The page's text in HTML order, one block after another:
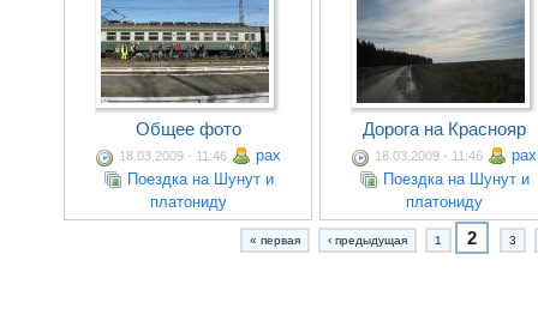
Общее фото
18.03.2009 - 11:46
pax
Поездка на Шунут и
платониду
Дорога на Краснояр
18.03.2009 - 11:46
pax
Поездка на Шунут и
платониду
« первая ‹ предыдущая 1 2 3